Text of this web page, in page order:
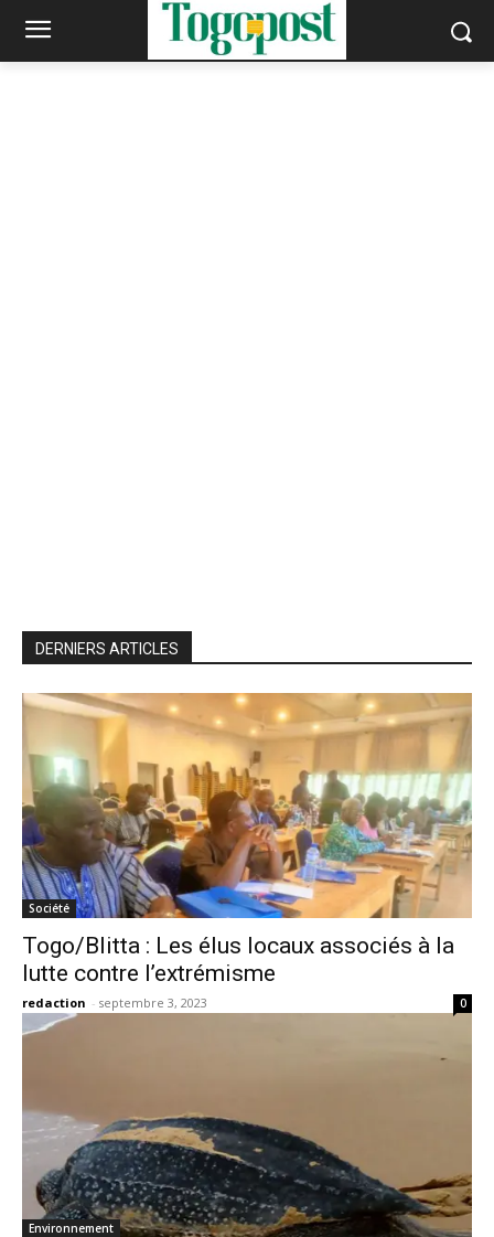
DERNIERS ARTICLES
Société
Togo/Blitta : Les élus locaux associés à la
lutte contre l’extrémisme
redaction - septembre 3, 2023 0
Environnement